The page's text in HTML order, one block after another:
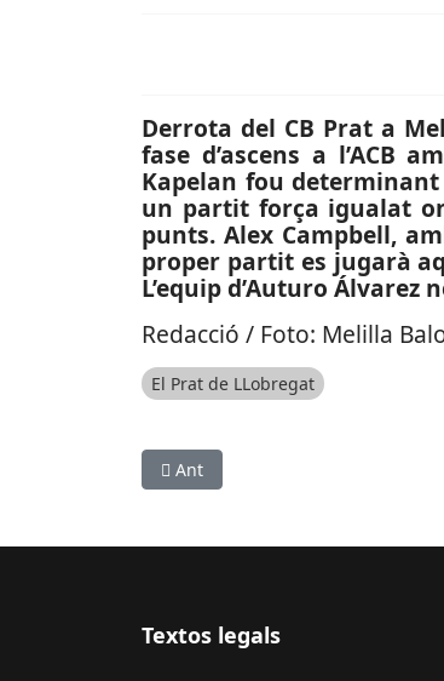
Derrota del CB Prat a
fase d’ascens a l’ACB
Kapelan fou determinant
un partit força igualat
punts. Alex Campbell,
proper partit es jugarà
L’equip d’Auturo
Redacció / Foto: Melilla
El Prat de LLobregat
Article anterior: SOCIETAT:
Ant
Textos legals